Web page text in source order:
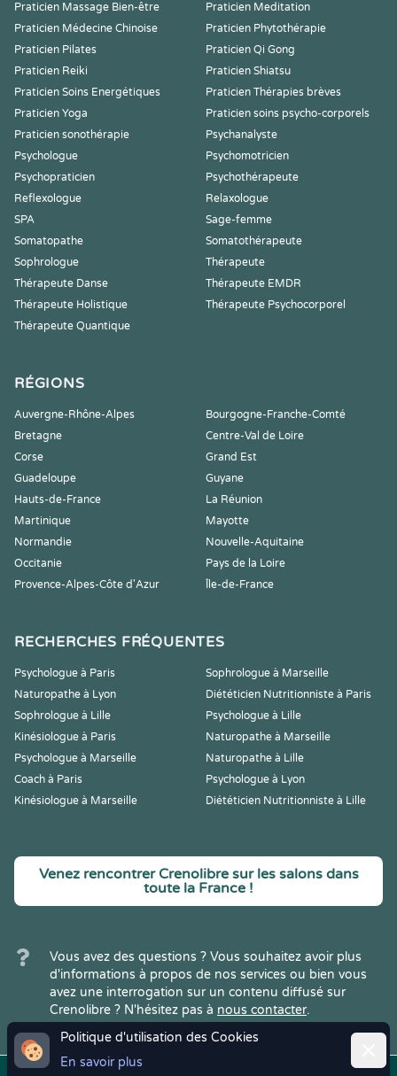
Politique d'utilisation des Cookies
En savoir plus
Praticien Massage Bien-être
Praticien Meditation
Praticien Médecine Chinoise
Praticien Phytothérapie
Praticien Pilates
Praticien Qi Gong
Praticien Reiki
Praticien Shiatsu
Praticien Soins Energétiques
Praticien Thérapies brèves
Praticien Yoga
Praticien soins psycho-corporels
Praticien sonothérapie
Psychanalyste
Psychologue
Psychomotricien
Psychopraticien
Psychothérapeute
Reflexologue
Relaxologue
SPA
Sage-femme
Somatopathe
Somatothérapeute
Sophrologue
Thérapeute
Thérapeute Danse
Thérapeute EMDR
Thérapeute Holistique
Thérapeute Psychocorporel
Thérapeute Quantique
RÉGIONS
Auvergne-Rhône-Alpes
Bourgogne-Franche-Comté
Bretagne
Centre-Val de Loire
Corse
Grand Est
Guadeloupe
Guyane
Hauts-de-France
La Réunion
Martinique
Mayotte
Normandie
Nouvelle-Aquitaine
Occitanie
Pays de la Loire
Provence-Alpes-Côte d'Azur
Île-de-France
RECHERCHES FRÉQUENTES
Psychologue à Paris
Sophrologue à Marseille
Naturopathe à Lyon
Diététicien Nutritionniste à Paris
Sophrologue à Lille
Psychologue à Lille
Kinésiologue à Paris
Naturopathe à Marseille
Psychologue à Marseille
Naturopathe à Lille
Coach à Paris
Psychologue à Lyon
Kinésiologue à Marseille
Diététicien Nutritionniste à Lille
Venez rencontrer Crenolibre sur les salons dans
toute la France !
Vous avez des questions ? Vous souhaitez avoir plus
d'informations à propos de nos services ou bien vous
avez une interrogation sur un contenu diffusé sur
Crenolibre ? N'hésitez pas à nous contacter.